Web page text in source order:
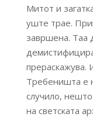
Митот и
уште трае.
завршена. Таа
прераскажува.
Требеништа е
случило,
на светската